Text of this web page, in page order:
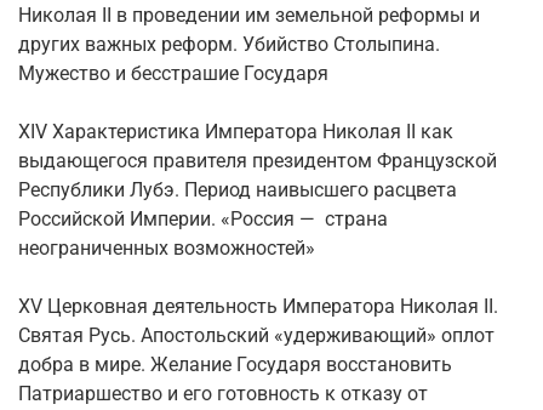
Николая II в проведении им земельной реформы и
других важных реформ. Убийство Столыпина.
Мужество и бесстрашие Государя
XIV Характеристика Императора Николая II как
выдающегося правителя президентом Французской
Республики Лубэ. Период наивысшего расцвета
Российской Империи. «Россия — страна
неограниченных возможностей»
XV Церковная деятельность Императора Николая II.
Святая Русь. Апостольский «удерживающий» оплот
добра в мире. Желание Государя восстановить
Патриаршество и его готовность к отказу от